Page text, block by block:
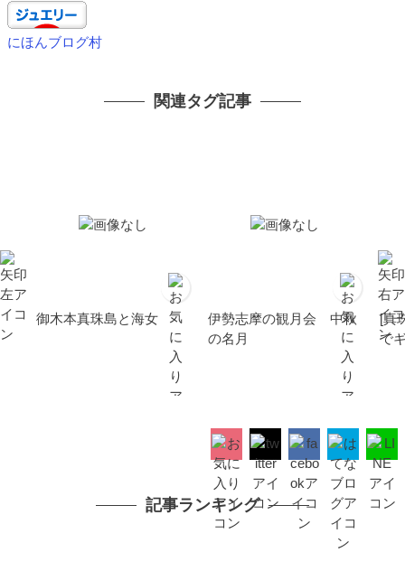
にほんブログ村
関連タグ記事
御木本真珠島と海女
伊勢志摩の観月会 中秋
の名月
[真
で
記事ランキング